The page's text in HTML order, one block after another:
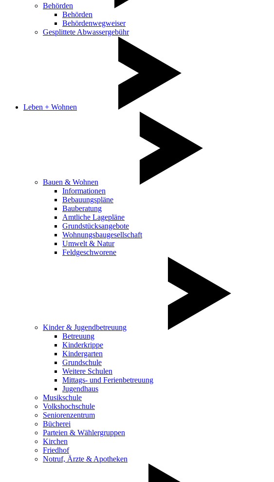
Behörden
Behörden
Behördenwegweiser
Gesplittete Abwassergebühr
Leben + Wohnen
Bauen & Wohnen
Informationen
Bebauungspläne
Bauberatung
Amtliche Lagepläne
Grundstücksangebote
Wohnungsbaugesellschaft
Umwelt & Natur
Feldgeschworene
Kinder & Jugendbetreuung
Betreuung
Kinderkrippe
Kindergarten
Grundschule
Weitere Schulen
Mittags- und Ferienbetreuung
Jugendhaus
Musikschule
Volkshochschule
Seniorenzentrum
Bücherei
Parteien & Wählergruppen
Kirchen
Friedhof
Notruf, Ärzte & Apotheken